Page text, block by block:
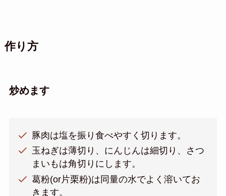
作り方
炒めます
豚肉は塩を振り食べやすく切ります。
玉ねぎは薄切り、にんじんは細切り、さつ
まいもは角切りにします。
葛粉(or片栗粉)は同量の水でよく溶いてお
きます。